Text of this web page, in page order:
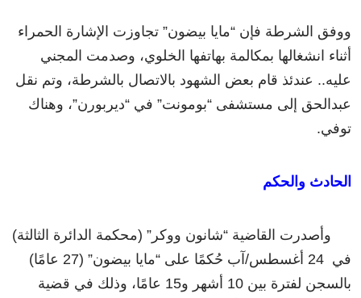
ووفق الشرطة فإن “مايا بيضون” تجاوزت الإشارة الحمراء
أثناء انشغالها بمكالمة بهاتفها الخلوي، وصدمت المجني
عليه.. عندئذ قام بعض الشهود بالاتصال بالشرطة، وتم نقل
عبدالحق إلى مستشفى “بومونت” في “ديربورن”، وهناك
توفي.
الحادث والحكم
وأصدرت القاضية “شانون ووكر” (محكمة الدائرة الثالثة)
في 24 أغسطس/آب حُكمًا على “مايا بيضون” (27 عامًا)
بالسجن لفترة بين 10 أشهر و15 عامًا، وذلك في قضية